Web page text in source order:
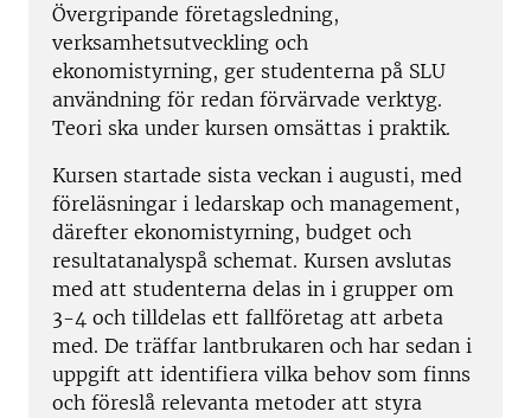
Övergripande företagsledning,
verksamhetsutveckling och
ekonomistyrning, ger studenterna på SLU
användning för redan förvärvade verktyg.
Teori ska under kursen omsättas i praktik.
Kursen startade sista veckan i augusti, med
föreläsningar i ledarskap och management,
därefter ekonomistyrning, budget och
resultatanalyspå schemat. Kursen avslutas
med att studenterna delas in i grupper om
3-4 och tilldelas ett fallföretag att arbeta
med. De träffar lantbrukaren och har sedan i
uppgift att identifiera vilka behov som finns
och föreslå relevanta metoder att styra